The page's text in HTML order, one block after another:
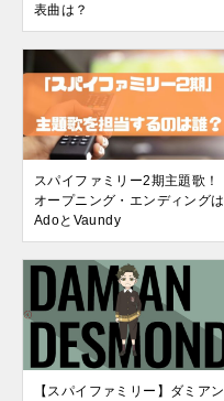
表曲は？
スパイファミリー2期主題歌！
オープニング・エンディングは
AdoとVaundy
【スパイファミリー】ダミアン